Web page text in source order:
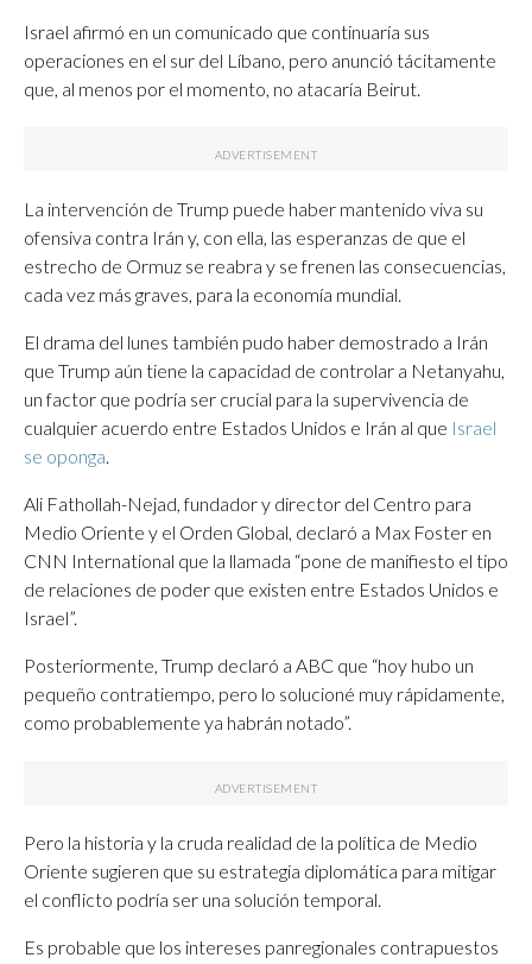
Israel afirmó en un comunicado que continuaría sus
operaciones en el sur del Líbano, pero anunció tácitamente
que, al menos por el momento, no atacaría Beirut.
La intervención de Trump puede haber mantenido viva su
ofensiva contra Irán y, con ella, las esperanzas de que el
estrecho de Ormuz se reabra y se frenen las consecuencias,
cada vez más graves, para la economía mundial.
El drama del lunes también pudo haber demostrado a Irán
que Trump aún tiene la capacidad de controlar a Netanyahu,
un factor que podría ser crucial para la supervivencia de
cualquier acuerdo entre Estados Unidos e Irán al que Israel
se oponga.
Ali Fathollah-Nejad, fundador y director del Centro para
Medio Oriente y el Orden Global, declaró a Max Foster en
CNN International que la llamada “pone de manifiesto el tipo
de relaciones de poder que existen entre Estados Unidos e
Israel”.
Posteriormente, Trump declaró a ABC que “hoy hubo un
pequeño contratiempo, pero lo solucioné muy rápidamente,
como probablemente ya habrán notado”.
Pero la historia y la cruda realidad de la política de Medio
Oriente sugieren que su estrategia diplomática para mitigar
el conflicto podría ser una solución temporal.
Es probable que los intereses panregionales contrapuestos